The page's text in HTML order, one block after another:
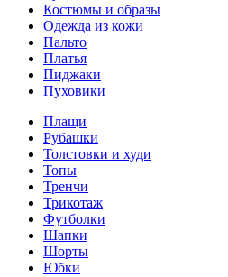
Костюмы и образы
Одежда из кожи
Пальто
Платья
Пиджаки
Пуховики
Плащи
Рубашки
Толстовки и худи
Топы
Тренчи
Трикотаж
Футболки
Шапки
Шорты
Юбки